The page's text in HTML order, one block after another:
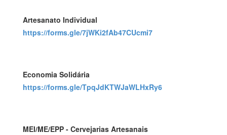
Artesanato Individual
https://forms.gle/7jWKi2fAb47CUcmi7
Economia Solidária
https://forms.gle/TpqJdKTWJaWLHxRy6
MEI/ME/EPP - Cervejarias Artesanais